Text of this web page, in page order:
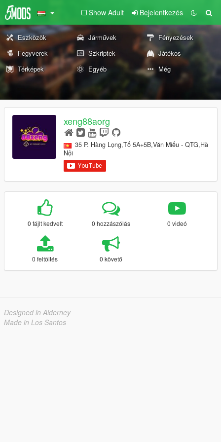
Show Adult Bejelentkezés
Eszközök Járművek
Fényezések
Fegyverek
Szkriptek
Játékos
Térképek
Egyéb Még
xeng88aorg
35 P. Hàng Lọng,Tổ 5A+5B,Văn Miếu - QTG,Hà
Nội
0 fájlt kedvelt 0 hozzászólás 0 videó
0 feltöltés 0 követő
Designed in Alderney
Made in Los Santos